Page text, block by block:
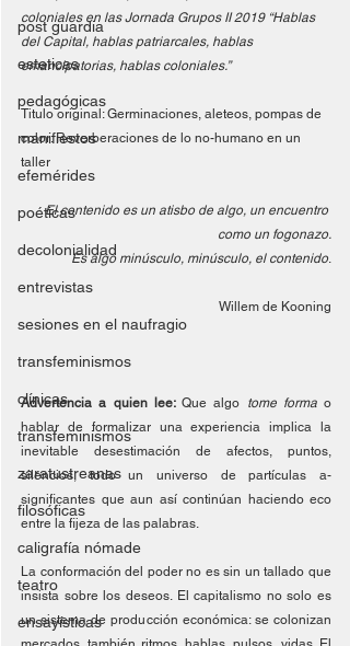
post guardia
esteticas
pedagógicas
manifiestos
efemérides
poéticas
decolonialidad
entrevistas
sesiones en el naufragio
transfeminismos
clínicas
transfeminismos
zaratustreanas
filosóficas
caligrafía nómade
teatro
ensayísticas
coloniales en las Jornada Grupos II 2019 “Hablas
del Capital, hablas patriarcales, hablas
emancipatorias, hablas coloniales.”
Titulo original: Germinaciones, aleteos, pompas de
color: Reverberaciones de lo no-humano en un
taller
El contenido es un atisbo de algo, un encuentro
como un fogonazo.
Es algo minúsculo, minúsculo, el contenido.
Willem de Kooning
Advertencia a quien lee: Que algo tome forma o
hablar de formalizar una experiencia implica la
inevitable desestimación de afectos, puntos,
silencios, todo un universo de partículas a-
significantes que aun así continúan haciendo eco
entre la fijeza de las palabras.
La conformación del poder no es sin un tallado que
insista sobre los deseos. El capitalismo no solo es
un sistema de producción económica: se colonizan